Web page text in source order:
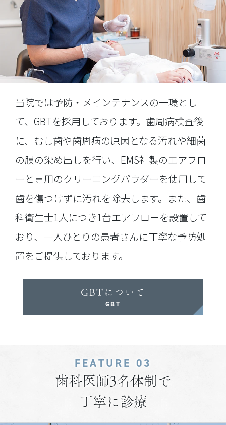
当院では予防・メインテナンスの一環とし
て、GBTを採用しております。歯周病検査後
に、むし歯や歯周病の原因となる汚れや細菌
の膜の染め出しを行い、EMS社製のエアフロ
ーと専用のクリーニングパウダーを使用して
歯を傷つけずに汚れを除去します。また、歯
科衛生士1人につき1台エアフローを設置して
おり、一人ひとりの患者さんに丁寧な予防処
置をご提供しております。
GBTについて
GBT
FEATURE 03
歯科医師3名体制で
丁寧に診療